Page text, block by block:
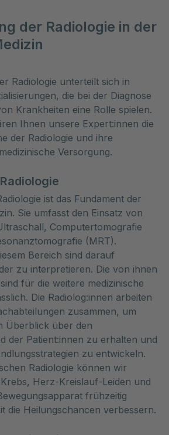
der Radiologie in der
Radiologie unterteilt sich in
die bei der Diagnose
Krankheiten eine Rolle spielen.
Ihnen unsere Expert:innen die
der Radiologie und ihre
Versorgung.
ist das Fundament der
Sie umfasst den Einsatz von
Computertomografie
(MRT).
Bereich sind darauf
zu interpretieren. Die von ihnen
für die weitere medizinische
Die Radiolog:innen arbeiten
zusammen, um
Überblick über den
der Patient:innen zu erhalten und
zu entwickeln.
Radiologie können wir
Herz-Kreislauf-Leiden und
frühzeitig
die Heilungschancen verbessern.